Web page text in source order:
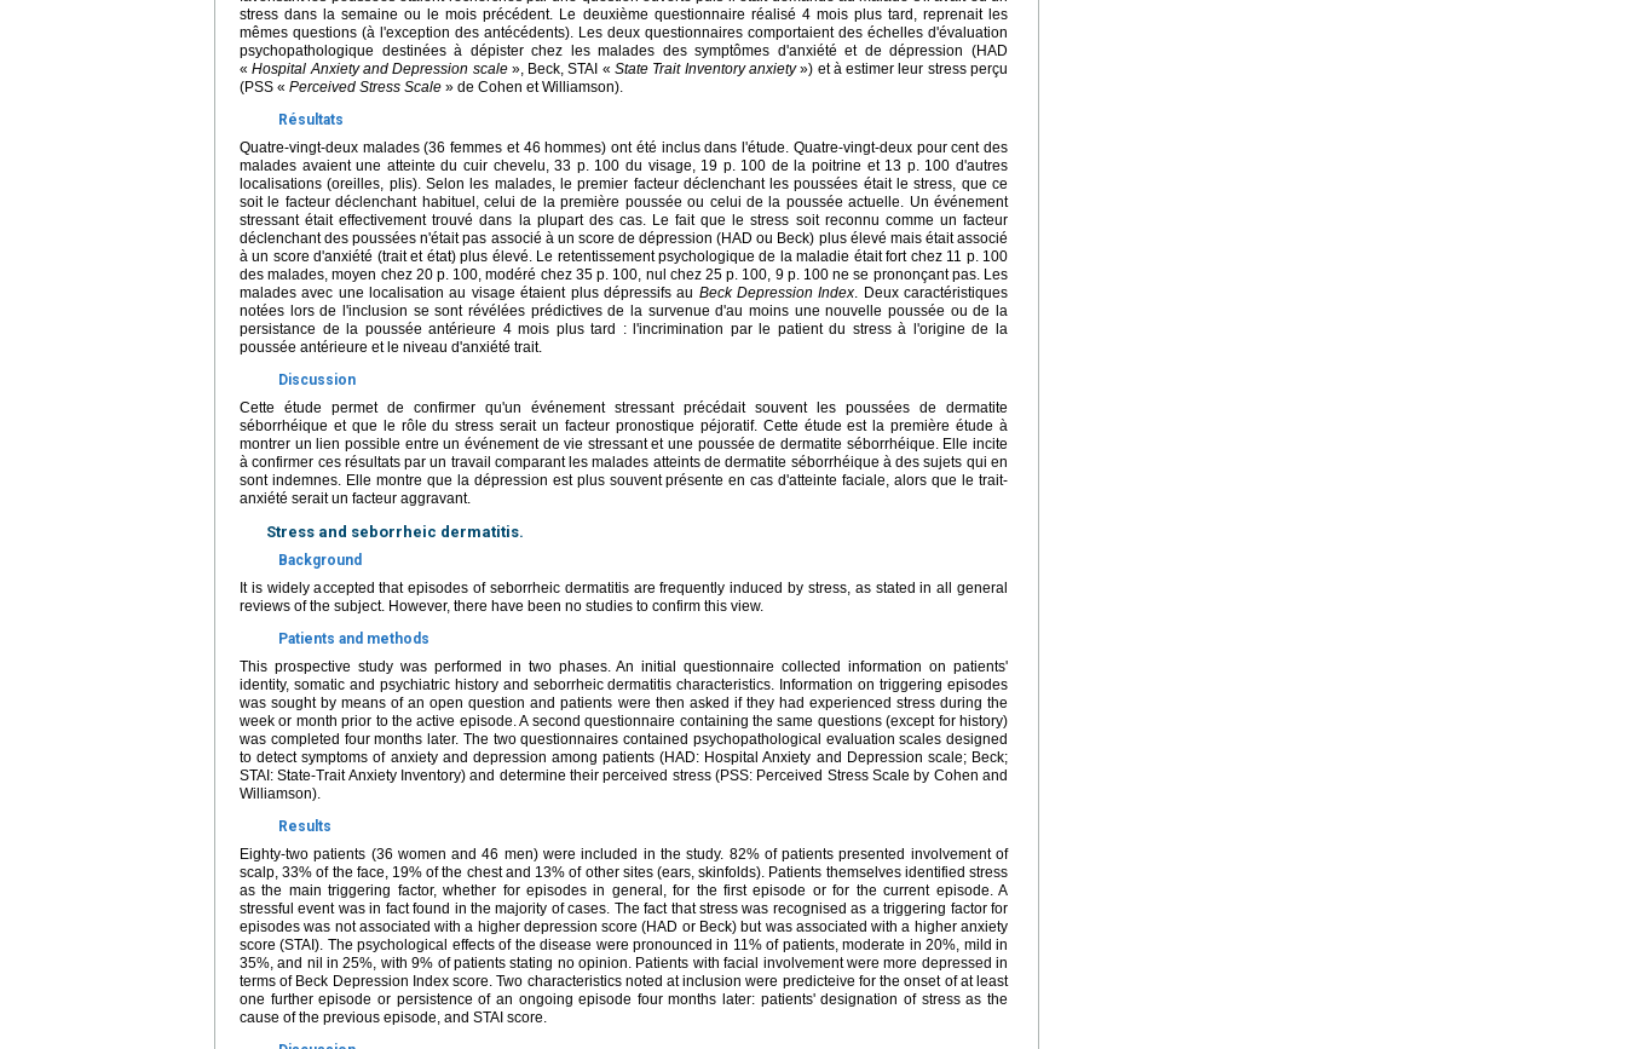
stress dans la semaine ou le mois précédent. Le deuxième questionnaire réalisé 4 mois plus tard, reprenait les
mêmes questions (à l'exception des antécédents). Les deux questionnaires comportaient des échelles d'évaluation
psychopathologique destinées à dépister chez les malades des symptômes d'anxiété et de dépression (HAD
«Hospital Anxiety and Depression scale», Beck, STAI «State Trait Inventory anxiety») et à estimer leur stress perçu
(PSS « Perceived Stress Scale » de Cohen et Williamson).
Résultats
Quatre-vingt-deux malades (36 femmes et 46 hommes) ont été inclus dans l'étude. Quatre-vingt-deux pour cent des
malades avaient une atteinte du cuir chevelu, 33 p. 100 du visage, 19 p. 100 de la poitrine et 13 p. 100 d'autres
localisations (oreilles, plis). Selon les malades, le premier facteur déclenchant les poussées était le stress, que ce
soit le facteur déclenchant habituel, celui de la première poussée ou celui de la poussée actuelle. Un événement
stressant était effectivement trouvé dans la plupart des cas. Le fait que le stress soit reconnu comme un facteur
déclenchant des poussées n'était pas associé à un score de dépression (HAD ou Beck) plus élevé mais était associé
à un score d'anxiété (trait et état) plus élevé. Le retentissement psychologique de la maladie était fort chez 11 p. 100
des malades, moyen chez 20 p. 100, modéré chez 35 p. 100, nul chez 25 p. 100, 9 p. 100 ne se prononçant pas. Les
malades avec une localisation au visage étaient plus dépressifs au Beck Depression Index. Deux caractéristiques
notées lors de l'inclusion se sont révélées prédictives de la survenue d'au moins une nouvelle poussée ou de la
persistance de la poussée antérieure 4 mois plus tard : l'incrimination par le patient du stress à l'origine de la
poussée antérieure et le niveau d'anxiété trait.
Discussion
Cette étude permet de confirmer qu'un événement stressant précédait souvent les poussées de dermatite
séborrhéique et que le rôle du stress serait un facteur pronostique péjoratif. Cette étude est la première étude à
montrer un lien possible entre un événement de vie stressant et une poussée de dermatite séborrhéique. Elle incite
à confirmer ces résultats par un travail comparant les malades atteints de dermatite séborrhéique à des sujets qui en
sont indemnes. Elle montre que la dépression est plus souvent présente en cas d'atteinte faciale, alors que le trait-
anxiété serait un facteur aggravant.
Stress and seborrheic dermatitis.
Background
It is widely accepted that episodes of seborrheic dermatitis are frequently induced by stress, as stated in all general
reviews of the subject. However, there have been no studies to confirm this view.
Patients and methods
This prospective study was performed in two phases. An initial questionnaire collected information on patients'
identity, somatic and psychiatric history and seborrheic dermatitis characteristics. Information on triggering episodes
was sought by means of an open question and patients were then asked if they had experienced stress during the
week or month prior to the active episode. A second questionnaire containing the same questions (except for history)
was completed four months later. The two questionnaires contained psychopathological evaluation scales designed
to detect symptoms of anxiety and depression among patients (HAD: Hospital Anxiety and Depression scale; Beck;
STAI: State-Trait Anxiety Inventory) and determine their perceived stress (PSS: Perceived Stress Scale by Cohen and
Williamson).
Results
Eighty-two patients (36 women and 46 men) were included in the study. 82% of patients presented involvement of
scalp, 33% of the face, 19% of the chest and 13% of other sites (ears, skinfolds). Patients themselves identified stress
as the main triggering factor, whether for episodes in general, for the first episode or for the current episode. A
stressful event was in fact found in the majority of cases. The fact that stress was recognised as a triggering factor for
episodes was not associated with a higher depression score (HAD or Beck) but was associated with a higher anxiety
score (STAI). The psychological effects of the disease were pronounced in 11% of patients, moderate in 20%, mild in
35%, and nil in 25%, with 9% of patients stating no opinion. Patients with facial involvement were more depressed in
terms of Beck Depression Index score. Two characteristics noted at inclusion were predicteive for the onset of at least
one further episode or persistence of an ongoing episode four months later: patients' designation of stress as the
cause of the previous episode, and STAI score.